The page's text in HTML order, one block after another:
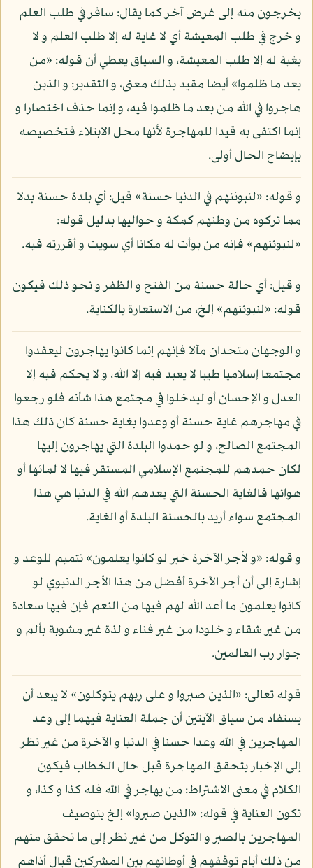
يخرجون منه إلى غرض آخر كما يقال: سافر في طلب العلم
و خرج في طلب المعيشة أي لا غاية له إلا طلب العلم و لا
بغية له إلا طلب المعيشة، و السياق يعطي أن قوله: «من
بعد ما ظلموا» أيضا مقيد بذلك معنى، و التقدير: و الذين
هاجروا في الله من بعد ما ظلموا فيه، و إنما حذف اختصارا و
إنما اكتفى به قيدا للمهاجرة لأنها محل الابتلاء فتخصيصه
بإيضاح الحال أولى.
و قوله: «لنبوئنهم في الدنيا حسنة» قيل: أي بلدة حسنة بدلا
مما تركوه من وطنهم كمكة و حواليها بدليل قوله:
«لنبوئنهم» فإنه من بوأت له مكانا أي سويت و أقررته فيه.
و قيل: أي حالة حسنة من الفتح و الظفر و نحو ذلك فيكون
قوله: «لنبوئنهم» إلخ، من الاستعارة بالكناية.
و الوجهان متحدان مآلا فإنهم إنما كانوا يهاجرون ليعقدوا
مجتمعا إسلاميا طيبا لا يعبد فيه إلا الله، و لا يحكم فيه إلا
العدل و الإحسان أو ليدخلوا في مجتمع هذا شأنه فلو رجعوا
في مهاجرهم غاية حسنة أو وعدوا بغاية حسنة كان ذلك هذا
المجتمع الصالح، و لو حمدوا البلدة التي يهاجرون إليها
لكان حمدهم للمجتمع الإسلامي المستقر فيها لا لمائها أو
هوائها فالغاية الحسنة التي يعدهم الله في الدنيا هي هذا
المجتمع سواء أريد بالحسنة البلدة أو الغاية.
و قوله: «و لأجر الآخرة خير لو كانوا يعلمون» تتميم للوعد و
إشارة إلى أن أجر الآخرة أفضل من هذا الأجر الدنيوي لو
كانوا يعلمون ما أعد الله لهم فيها من النعم فإن فيها سعادة
من غير شقاء و خلودا من غير فناء و لذة غير مشوبة بألم و
جوار رب العالمين.
قوله تعالى: «الذين صبروا و على ربهم يتوكلون» لا يبعد أن
يستفاد من سياق الآيتين أن جملة العناية فيهما إلى وعد
المهاجرين في الله وعدا حسنا في الدنيا و الآخرة من غير نظر
إلى الإخبار بتحقق المهاجرة قبل حال الخطاب فيكون
الكلام في معنى الاشتراط: من يهاجر في الله فله كذا و كذا، و
تكون العناية في قوله: «الذين صبروا» إلخ بتوصيف
المهاجرين بالصبر و التوكل من غير نظر إلى ما تحقق منهم
من ذلك أيام توقفهم في أوطانهم بين المشركين قبال أذاهم